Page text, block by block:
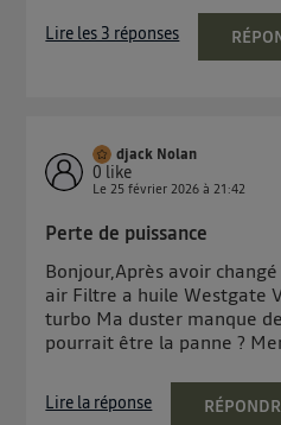
Lire les 3 réponses
djack Nolan
0 like
Le25 février 2026 à21:42
Perte de puissance
Bonjour,Après avoir
air Filtre a huile Westgate
turbo Ma duster manque
pourrait être la panne ?
Lire la réponse
L'identifiant est associé à
Ainsi, toutes les
Pour une
sur la navigation des membres
Pour uneconnexion mobile
Vous pouvez à tout
surle portail d’Utiq ("
« gérer Utiq » en bas
d'informations, veuillez
d'information sur les